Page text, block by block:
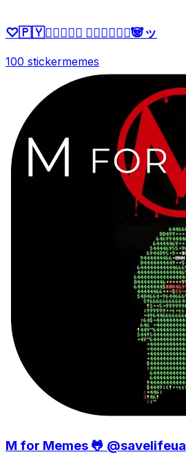
♡🇵🇾ッ⃝⃕⃕⃕‌ 𝙉𝙖𝙩𝙩𝙮♛🐼ッ
100 stickermemes
M for Memes 🐸 @savelifeua